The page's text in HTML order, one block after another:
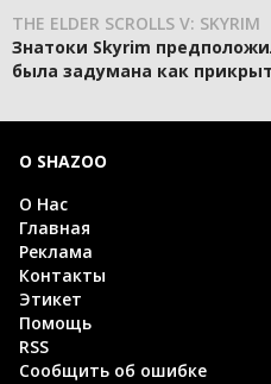
THE ELDER SCROLLS V: SKYRIM
Знатоки Skyrim
была задумана как
О SHAZOO
О Нас
Главная
Реклама
Контакты
Этикет
Помощь
RSS
Сообщить об ошибке